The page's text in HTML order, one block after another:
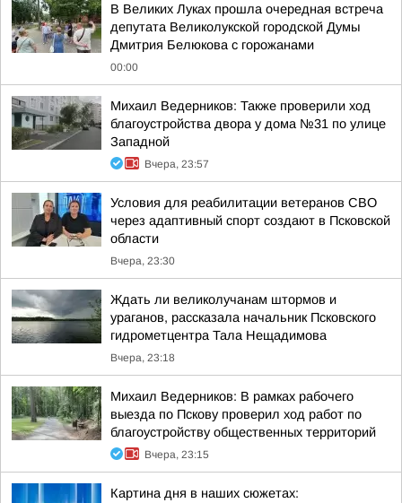
В Великих Луках прошла очередная встреча
депутата Великолукской городской Думы
Дмитрия Белюкова с горожанами
00:00
Михаил Ведерников: Также проверили ход
благоустройства двора у дома №31 по улице
Западной
Вчера, 23:57
Условия для реабилитации ветеранов СВО
через адаптивный спорт создают в Псковской
области
Вчера, 23:30
Ждать ли великолучанам штормов и
ураганов, рассказала начальник Псковского
гидрометцентра Тала Нещадимова
Вчера, 23:18
Михаил Ведерников: В рамках рабочего
выезда по Пскову проверил ход работ по
благоустройству общественных территорий
Вчера, 23:15
Картина дня в наших сюжетах: